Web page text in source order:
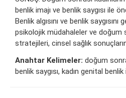
benlik imajı ve benlik saygısı ile
Benlik algısını ve benlik
psikolojik müdahaleler ve doğum
stratejileri, cinsel sağlık
Anahtar Kelimeler: doğum
benlik saygısı, kadın genital